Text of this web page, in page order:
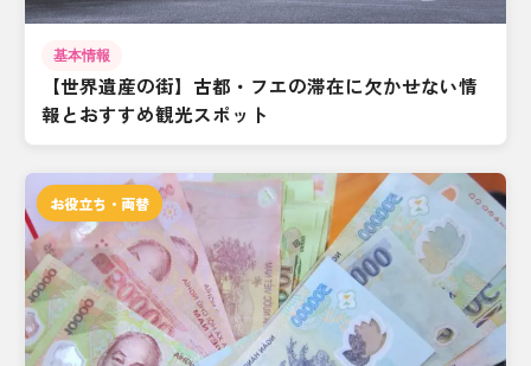
基本情報
【世界遺産の街】古都・フエの滞在に欠かせない情
報とおすすめ観光スポット
お役立ち・両替